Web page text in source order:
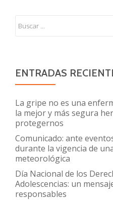
en
ENTRADAS
La gripe no es una
la mejor y más segura
protegernos
Comunicado: ante
durante la vigencia de
meteorológica
Día Nacional de los
Adolescencias: un
responsables